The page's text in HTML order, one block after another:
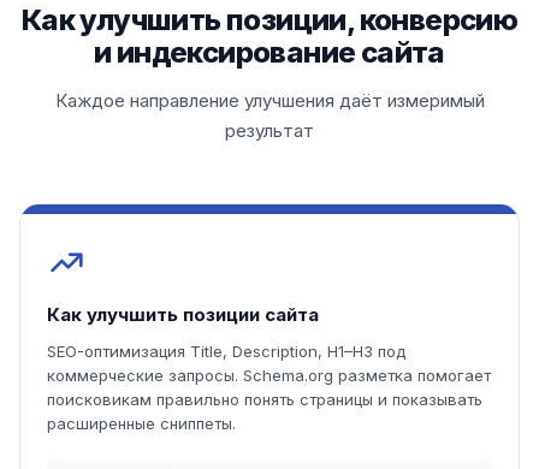
Как улучшить позиции, конверсию
и индексирование сайта
Каждое направление улучшения даёт измеримый
результат
Как улучшить позиции сайта
SEO-оптимизация Title, Description, H1–H3 под
коммерческие запросы. Schema.org разметка помогает
поисковикам правильно понять страницы и показывать
расширенные сниппеты.